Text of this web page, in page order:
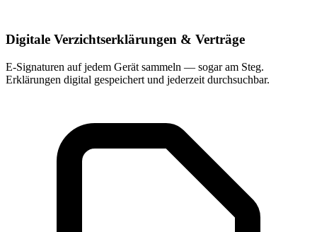
Digitale Verzichtserklärungen & Verträge
E-Signaturen auf jedem Gerät sammeln — sogar am Steg.
Erklärungen digital gespeichert und jederzeit durchsuchbar.